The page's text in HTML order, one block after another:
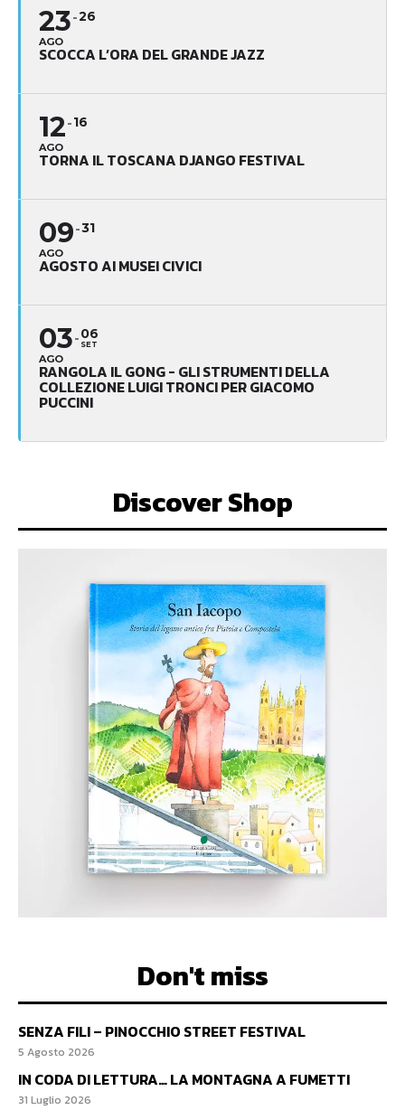
23
AGO
26
SCOCCA L’ORA DEL GRANDE JAZZ
12
AGO
16
TORNA IL TOSCANA DJANGO FESTIVAL
09
AGO
31
AGOSTO AI MUSEI CIVICI
03
AGO
06
SET
RANGOLA IL GONG - GLI STRUMENTI DELLA
COLLEZIONE LUIGI TRONCI PER GIACOMO
PUCCINI
Discover Shop
Don't miss
SENZA FILI – PINOCCHIO STREET FESTIVAL
5 Agosto 2026
IN CODA DI LETTURA… LA MONTAGNA A FUMETTI
31 Luglio 2026